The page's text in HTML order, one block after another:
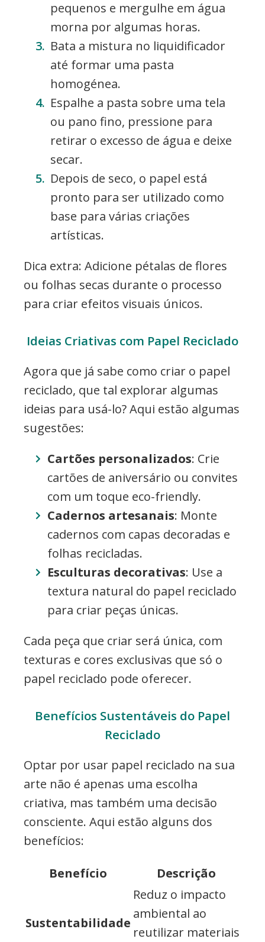
pequenos e mergulhe em água
morna por algumas horas.
Bata a mistura no liquidificador
até formar uma pasta
homogénea.
Espalhe a pasta sobre uma tela
ou pano fino, pressione para
retirar o excesso de água e deixe
secar.
Depois de seco, o papel está
pronto para ser utilizado como
base para várias criações
artísticas.
Dica extra: Adicione pétalas de flores
ou folhas secas durante o processo
para criar efeitos visuais únicos.
Ideias Criativas com Papel Reciclado
Agora que já sabe como criar o papel
reciclado, que tal explorar algumas
ideias para usá-lo? Aqui estão algumas
sugestões:
Cartões personalizados: Crie
cartões de aniversário ou convites
com um toque eco-friendly.
Cadernos artesanais: Monte
cadernos com capas decoradas e
folhas recicladas.
Esculturas decorativas: Use a
textura natural do papel reciclado
para criar peças únicas.
Cada peça que criar será única, com
texturas e cores exclusivas que só o
papel reciclado pode oferecer.
Benefícios Sustentáveis do Papel
Reciclado
Optar por usar papel reciclado na sua
arte não é apenas uma escolha
criativa, mas também uma decisão
consciente. Aqui estão alguns dos
benefícios:
Benefício Descrição
Sustentabilidade
Reduz o impacto
ambiental ao
reutilizar materiais